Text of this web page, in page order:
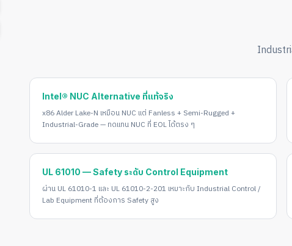
Intel® NUC Alternative ที่แท้จริง
x86 Alder Lake-N เหมือน NUC แต่ Fanless + Semi-Rugged +
Industrial-Grade — ทดแทน NUC ที่ EOL ได้ตรง ๆ
UL 61010 — Safety ระดับ Control Equipment
ผ่าน UL 61010-1 และ UL 61010-2-201 เหมาะกับ Industrial Control /
Lab Equipment ที่ต้องการ Safety สูง